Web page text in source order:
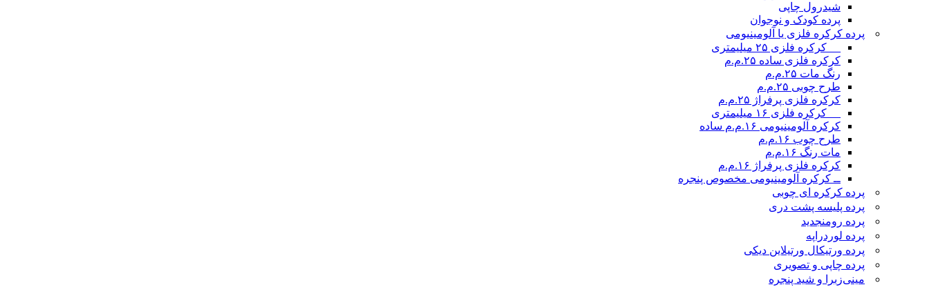
شیدرول چاپی
پرده کودک و نوجوان
پرده کرکره فلزی یا آلومینیومی
__ کرکره فلزی ۲۵ میلیمتری
کرکره فلزی ساده ۲۵.م.م
رنگ مات ۲۵.م.م
طرح چوبی ۲۵.م.م
کرکره فلزی پرفراژ ۲۵.م.م
__ کرکره فلزی ۱۶ میلیمتری
کرکره آلومینیومی ۱۶.م.م ساده
طرح چوب ۱۶.م.م
مات رنگ ۱۶.م.م
کرکره فلزی پرفراژ ۱۶.م.م
ــ کرکره آلومینیومی مخصوص پنجره
پرده کرکره ای چوبی
پرده پلیسه پشت دری
پرده رومنجدید
پرده لوردراپه
پرده ورتیکال ورتیلاین دیکی
پرده چاپی و تصویری
مینی‌زبرا و شید پنجره